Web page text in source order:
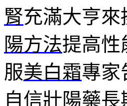
腎充滿大亨
陽方法提高性
服美白霜專家
自信壯陽藥長